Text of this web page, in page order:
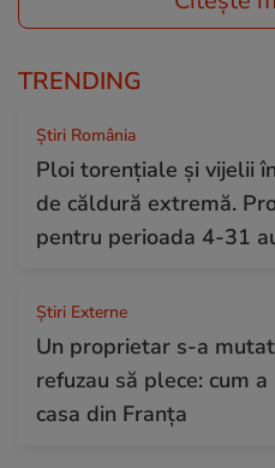
TRENDING
Știri România
Ploi torențiale și vijelii
de căldură extremă.
pentru perioada 4-31
Știri Externe
Un proprietar s-a
refuzau să plece: cum
casa din Franța